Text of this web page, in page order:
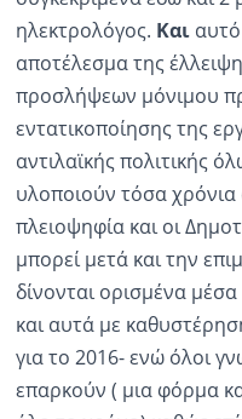
ηλεκτρολόγος. Καιαυτό
αποτέλεσμα της
προσλήψεων μόνιμου
εντατικοποίησης της
αντιλαϊκής πολιτικής
υλοποιούν τόσα χρόνια
πλειοψηφία και οι
μπορεί μετά και την
δίνονται ορισμένα
και αυτά με
για το 2016- ενώ όλοι
επαρκούν ( μια φόρμα